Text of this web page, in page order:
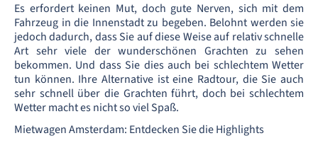
Es erfordert keinen Mut, doch gute Nerven, sich mit dem
Fahrzeug in die Innenstadt zu begeben. Belohnt werden sie
jedoch dadurch, dass Sie auf diese Weise auf relativ schnelle
Art sehr viele der wunderschönen Grachten zu sehen
bekommen. Und dass Sie dies auch bei schlechtem Wetter
tun können. Ihre Alternative ist eine Radtour, die Sie auch
sehr schnell über die Grachten führt, doch bei schlechtem
Wetter macht es nicht so viel Spaß.
Mietwagen Amsterdam: Entdecken Sie die Highlights